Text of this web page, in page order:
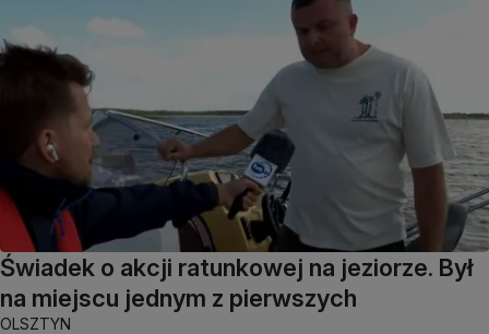
Świadek o akcji ratunkowej na jeziorze. Był
na miejscu jednym z pierwszych
OLSZTYN